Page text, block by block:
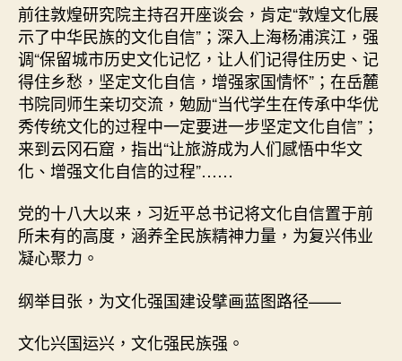
前往敦煌研究院主持召开座谈会，肯定“敦煌文化展
示了中华民族的文化自信”；深入上海杨浦滨江，强
调“保留城市历史文化记忆，让人们记得住历史、记
得住乡愁，坚定文化自信，增强家国情怀”；在岳麓
书院同师生亲切交流，勉励“当代学生在传承中华优
秀传统文化的过程中一定要进一步坚定文化自信”；
来到云冈石窟，指出“让旅游成为人们感悟中华文
化、增强文化自信的过程”……
党的十八大以来，习近平总书记将文化自信置于前
所未有的高度，涵养全民族精神力量，为复兴伟业
凝心聚力。
纲举目张，为文化强国建设擘画蓝图路径——
文化兴国运兴，文化强民族强。